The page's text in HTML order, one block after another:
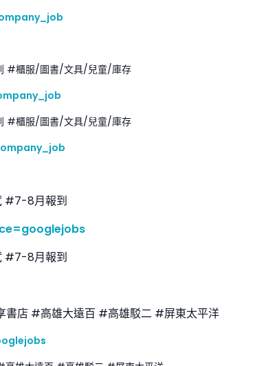
#櫃服/圖書/文具/兒童/庫存
#櫃服/圖書/文具/兒童/庫存
#7-8月報到
#7-8月報到
書店 #高雄大遠百 #高雄駁二 #屏東太平洋